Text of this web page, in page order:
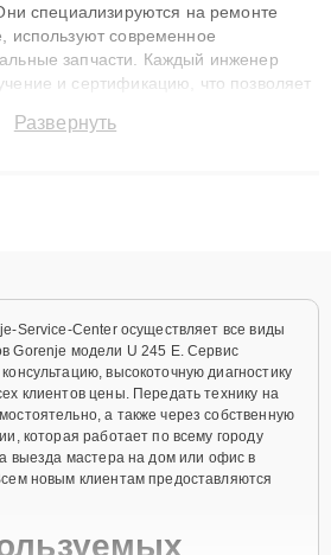
специализируются на ремонте
используют современное
запчасти. Каждый инженер
и сертификацию, что позволяет
до 3 лет. Наши мастера
Развернуть
Service-Center осуществляет все виды
Gorenje модели U 245 E. Сервис
высокоточную диагностику
клиентов цены. Передать технику на
а также через собственную
которая работает по всему городу
выезда мастера на дом или офис в
новым клиентам предоставляются